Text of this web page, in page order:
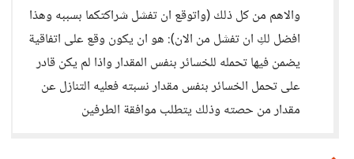
والاهم من كل ذلك (واتوقع ان تفشل شراكتكما بسببه وهذا
افضل لكِ ان تفشل من الان): هو ان يكون وقع على اتفاقية
يضمن فيها تحمله للخسائر بنفس المقدار واذا لم يكن قادر
على تحمل الخسائر بنفس مقدار نسبته فعليه التنازل عن
مقدار من حصته وذلك يتطلب موافقة الطرفين